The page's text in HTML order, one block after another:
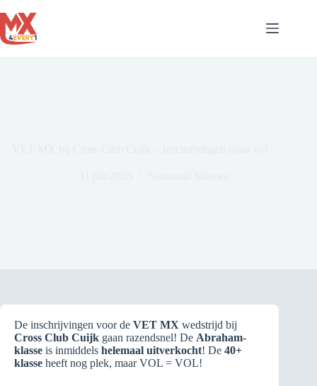
naar
de
inhoud
De inschrijvingen voor de VET MX wedstrijd bij
Cross Club Cuijk gaan razendsnel! De Abraham-
klasse is inmiddels helemaal uitverkocht! De 40+
klasse heeft nog plek, maar VOL = VOL!